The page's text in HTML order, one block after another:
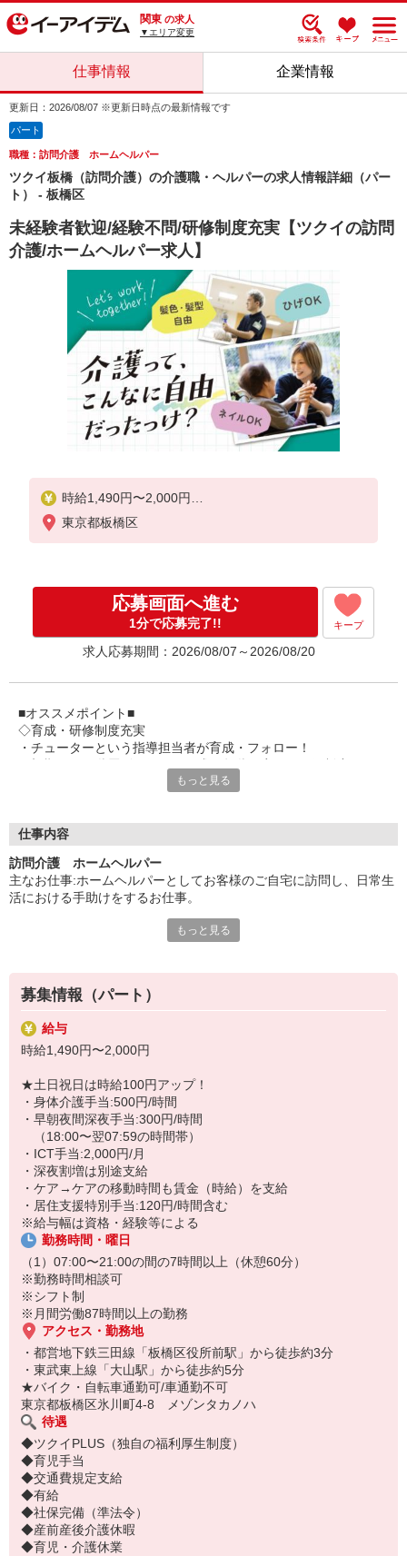
関東 の求人
▼エリア変更
仕事情報 企業情報
更新日：2026/08/07 ※更新日時点の最新情報です
パート
職種：訪問介護 ホームヘルパー
ツクイ板橋（訪問介護）の介護職・ヘルパーの求人情報詳細（パー
ト） - 板橋区
未経験者歓迎/経験不問/研修制度充実【ツクイの訪問
介護/ホームヘルパー求人】
時給1,490円〜2,000円
★土日祝日は時給100円アップ！
（18:00〜翌07:59の時間帯）
・ICT手当:2,000円/月
・深夜割増は別途支給
・ケア→ケアの移動時間も賃金（時給）を支給
・居住支援特別手当:120円/時間含む
東京都板橋区
応募画面へ進む
1分で応募完了!! キープ
求人応募期間：2026/08/07～2026/08/20
■オススメポイント■
◇育成・研修制度充実
・チューターという指導担当者が育成・フォロー！
・キャリアアップ支援制度を活用して働きながら資格取得が可能
・ツクイ独自の福祉厚生制度でプライベートも充実
・子育て支援の福利厚生制度あり！子育てと仕事の両立を応援◎
・スタッフ何でも相談窓口やライフキャリア相談など、各相談窓
口あり
◇頑張った分、スタッフに還元！
・パートは特別手当の支給あり
もっと見る
仕事内容
訪問介護 ホームヘルパー
主なお仕事:ホームヘルパーとしてお客様のご自宅に訪問し、日常生
活における手助けをするお仕事。
※一人での業務に安心するまで同行研修あり
※外出時の移動手段:社用車・社用自転車貸与
★＼サービス・職種の魅力／
自分のライフスタイルに合わせて、都合の良い時間に働くことがで
し、年齢を気にせず、体が動く限り続けられることも、働きやすさ
のメリットです。不安がなくなるまで同行研修があり、必要時や困
ったときは、相談やアドバイスを受けることが可能です。
もっと見る
募集情報（パート）
給与
時給1,490円〜2,000円
★土日祝日は時給100円アップ！
・身体介護手当:500円/時間
・早朝夜間深夜手当:300円/時間
（18:00〜翌07:59の時間帯）
・ICT手当:2,000円/月
・深夜割増は別途支給
・ケア→ケアの移動時間も賃金（時給）を支給
・居住支援特別手当:120円/時間含む
※給与幅は資格・経験等による
勤務時間・曜日
（1）07:00〜21:00の間の7時間以上（休憩60分）
※勤務時間相談可
※シフト制
※月間労働87時間以上の勤務
アクセス・勤務地
・都営地下鉄三田線「板橋区役所前駅」から徒歩約3分
・東武東上線「大山駅」から徒歩約5分
★バイク・自転車通勤可/車通勤不可
東京都板橋区氷川町4-8 メゾンタカノハ
待遇
◆ツクイPLUS（独自の福利厚生制度）
◆育児手当
◆交通費規定支給
◆有給
◆社保完備（準法令）
◆産前産後介護休暇
◆育児・介護休業